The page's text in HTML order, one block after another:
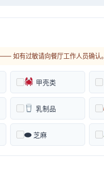
如有过敏请向餐厅工作人员确认。
甲壳类
乳制品
⬬ 芝麻